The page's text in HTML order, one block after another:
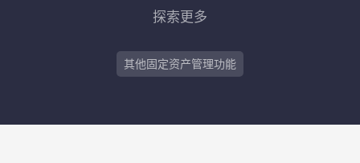
探索更多
其他固定资产管理功能